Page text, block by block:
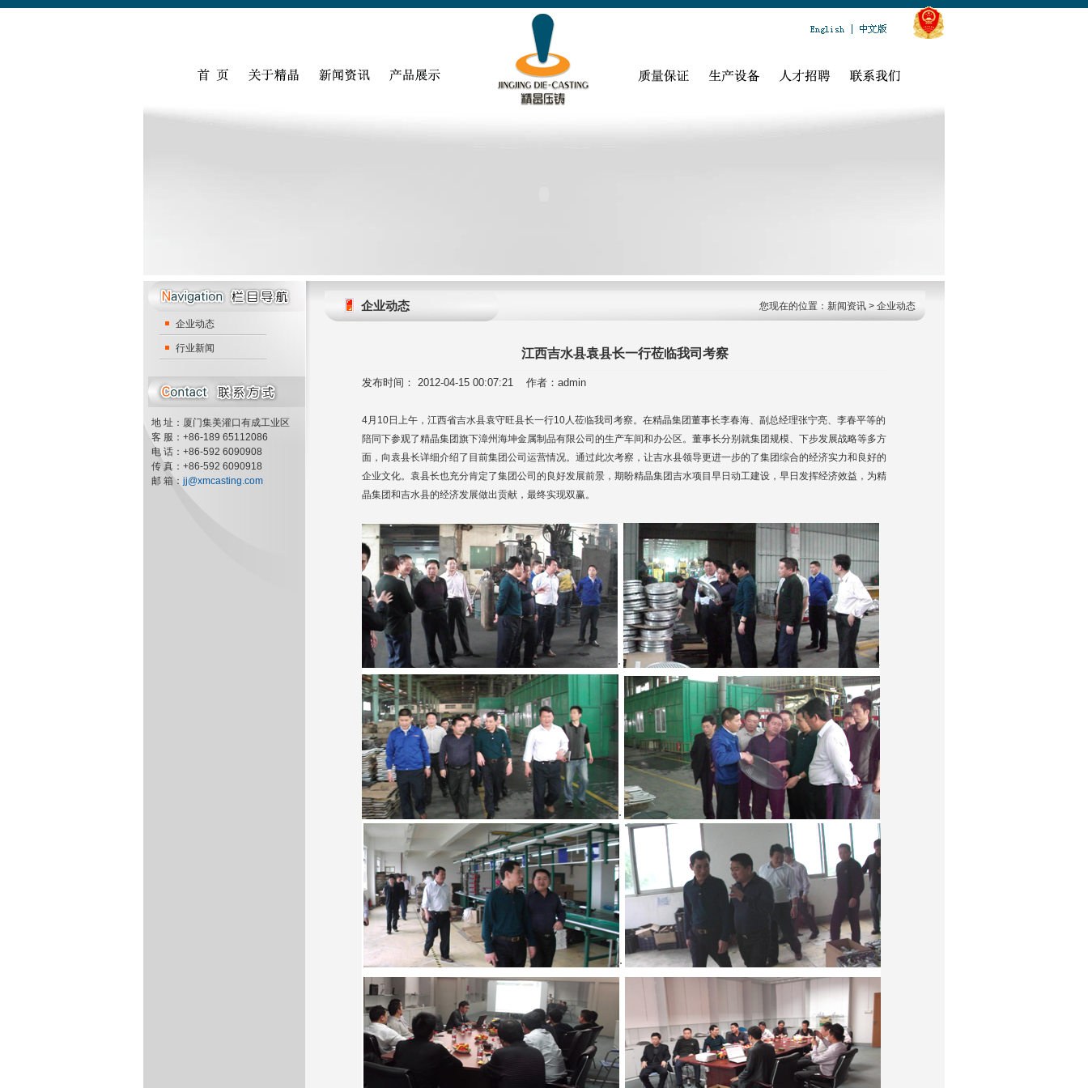
企业动态
行业新闻
地 址：厦门集美灌口有成工业区
客 服：+86-189 65112086
电 话：+86-592 6090908
传 真：+86-592 6090918
邮 箱： jj@xmcasting.com
企业动态 您现在的位置：新闻资讯 > 企业动态
江西吉水县袁县长一行莅临我司考察
发布时间： 2012-04-15 00:07:21 作者：admin
4月10日上午，江西省吉水县袁守旺县长一行10人莅临我司考察。在精晶集团董事长李春海、副总经理张宁亮、李春平等的
陪同下参观了精晶集团旗下漳州海坤金属制品有限公司的生产车间和办公区。董事长分别就集团规模、下步发展战略等多方
面，向袁县长详细介绍了目前集团公司运营情况。通过此次考察，让吉水县领导更进一步的了集团综合的经济实力和良好的
企业文化。袁县长也充分肯定了集团公司的良好发展前景，期盼精晶集团吉水项目早日动工建设，早日发挥经济效益，为精
晶集团和吉水县的经济发展做出贡献，最终实现双赢。